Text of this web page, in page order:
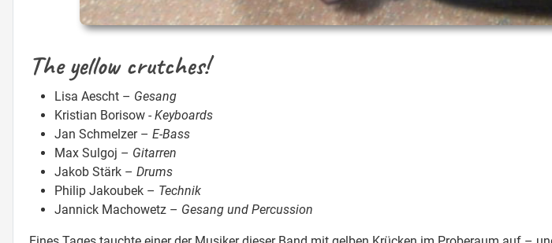
The yellow crutches!
Lisa Aescht – Gesang
Kristian Borisow - Keyboards
Jan Schmelzer – E-Bass
Max Sulgoj – Gitarren
Jakob Stärk – Drums
Philip Jakoubek – Technik
Jannick Machowetz – Gesang und Percussion